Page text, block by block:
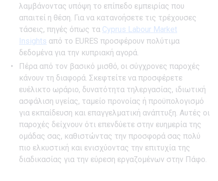
λαμβάνοντας υπόψη το επίπεδο εμπειρίας που
απαιτεί η θέση. Για να κατανοήσετε τις τρέχουσες
τάσεις, πηγές όπως τα Cyprus Labour Market
Insights από το EURES προσφέρουν πολύτιμα
δεδομένα για την κυπριακή αγορά.
Πέρα από τον βασικό μισθό, οι σύγχρονες παροχές
κάνουν τη διαφορά. Σκεφτείτε να προσφέρετε
ευέλικτο ωράριο, δυνατότητα τηλεργασίας, ιδιωτική
ασφάλιση υγείας, ταμείο προνοίας ή προϋπολογισμό
για εκπαίδευση και επαγγελματική ανάπτυξη. Αυτές οι
παροχές δείχνουν ότι επενδύετε στην ευημερία της
ομάδας σας, καθιστώντας την προσφορά σας πολύ
πιο ελκυστική και ενισχύοντας την επιτυχία της
διαδικασίας για την εύρεση εργαζομένων στην Πάφο.